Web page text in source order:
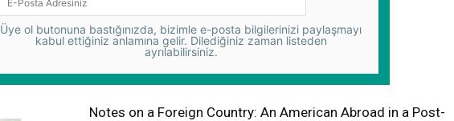
Üye ol butonuna bastığınızda, bizimle e-posta bilgilerinizi paylaşmayı
kabul ettiğiniz anlamına gelir. Dilediğiniz zaman listeden
ayrılabilirsiniz.
Notes on a Foreign Country: An American Abroad in a Post-